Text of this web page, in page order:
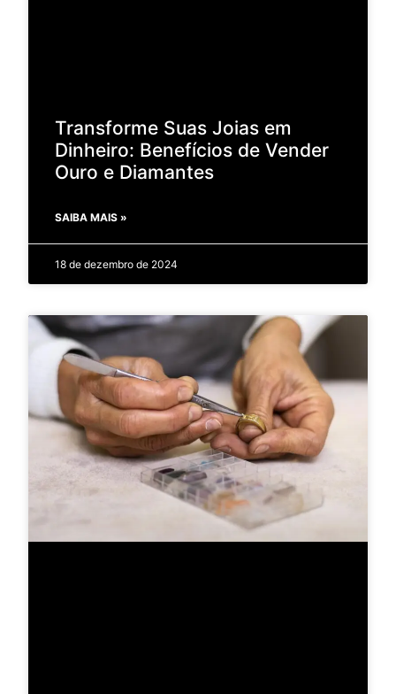
Transforme Suas Joias em
Dinheiro: Benefícios de Vender
Ouro e Diamantes
SAIBA MAIS »
18 de dezembro de 2024